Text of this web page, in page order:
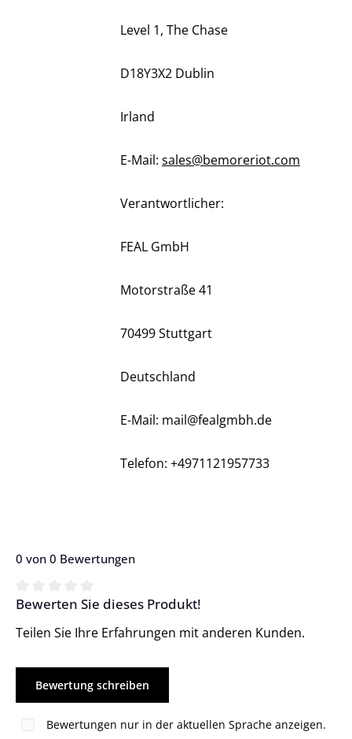
Level 1, The Chase
D18Y3X2 Dublin
Irland
E-Mail: sales@bemoreriot.com
Verantwortlicher:
FEAL GmbH
Motorstraße 41
70499 Stuttgart
Deutschland
E-Mail: mail@fealgmbh.de
Telefon: +4971121957733
0 von 0 Bewertungen
Durchschnittliche Bewertung von 0 von 5 Sternen
Bewerten Sie dieses Produkt!
Teilen Sie Ihre Erfahrungen mit anderen Kunden.
Bewertung schreiben
Bewertungen nur in der aktuellen Sprache anzeigen.